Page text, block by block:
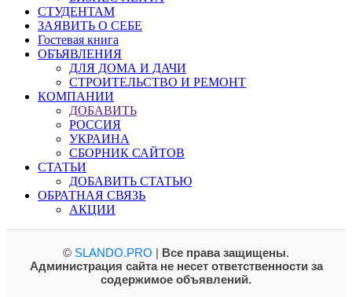
СТУДЕНТАМ
ЗАЯВИТЬ О СЕБЕ
Гостевая книга
ОБЪЯВЛЕНИЯ
ДЛЯ ДОМА И ДАЧИ
СТРОИТЕЛЬСТВО И РЕМОНТ
КОМПАНИИ
ДОБАВИТЬ
РОССИЯ
УКРАИНА
СБОРНИК САЙТОВ
СТАТЬИ
ДОБАВИТЬ СТАТЬЮ
ОБРАТНАЯ СВЯЗЬ
АКЦИИ
© SLANDO.PRO | Все права защищены.
Администрация сайта не несет ответственности за
содержимое объявлений.